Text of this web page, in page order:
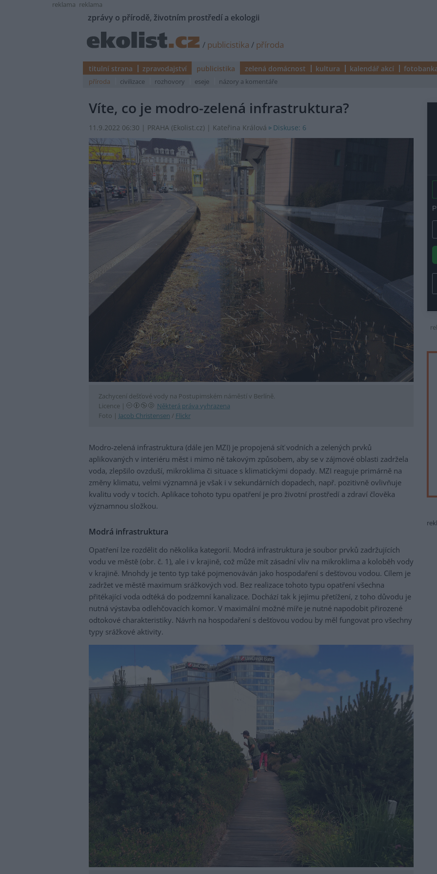
reklama reklama
zprávy o přírodě, životním prostředí a ekologii
/ publicistika / příroda
titulní strana zpravodajství publicistika zelená domácnost kultura kalendář akcí
příroda civilizace rozhovory eseje názory a komentáře
Víte, co je modro-zelená infrastruktura?
11.9.2022 06:30 | PRAHA (Ekolist.cz) | Kateřina Králová Diskuse: 6
Zachycení dešťové vody na Postupimském náměstí v Berlíně.
Licence |
Některá práva vyhrazena
Foto | Jacob Christensen / Flickr
Modro-zelená infrastruktura (dále jen MZI) je propojená síť vodních a zelených prvků
aplikovaných v interiéru měst i mimo ně takovým způsobem, aby se v zájmové oblasti zadržela
voda, zlepšilo ovzduší, mikroklima či situace s klimatickými dopady. MZI reaguje primárně na
změny klimatu, velmi významná je však i v sekundárních dopadech, např. pozitivně ovlivňuje
kvalitu vody v tocích. Aplikace tohoto typu opatření je pro životní prostředí a zdraví člověka
významnou složkou.
Modrá infrastruktura
Opatření lze rozdělit do několika kategorií. Modrá infrastruktura je soubor prvků zadržujících
vodu ve městě (obr. č. 1), ale i v krajině, což může mít zásadní vliv na mikroklima a koloběh vody
v krajině. Mnohdy je tento typ také pojmenováván jako hospodaření s dešťovou vodou. Cílem je
zadržet ve městě maximum srážkových vod. Bez realizace tohoto typu opatření všechna
přitékající voda odtéká do podzemní kanalizace. Dochází tak k jejímu přetížení, z toho důvodu je
nutná výstavba odlehčovacích komor. V maximální možné míře je nutné napodobit přirozené
odtokové charakteristiky. Návrh na hospodaření s dešťovou vodou by měl fungovat pro všechny
typy srážkové aktivity.